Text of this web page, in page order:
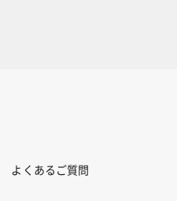
よくあるご質問